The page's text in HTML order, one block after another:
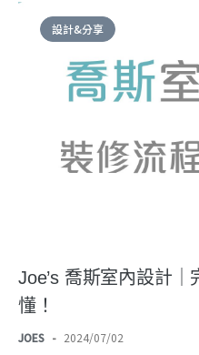
設計&分享
Joe’s 喬斯室內設計
懂！
JOES - 2024/07/02